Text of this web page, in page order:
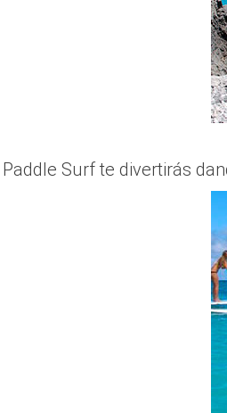
Surf te divertirás